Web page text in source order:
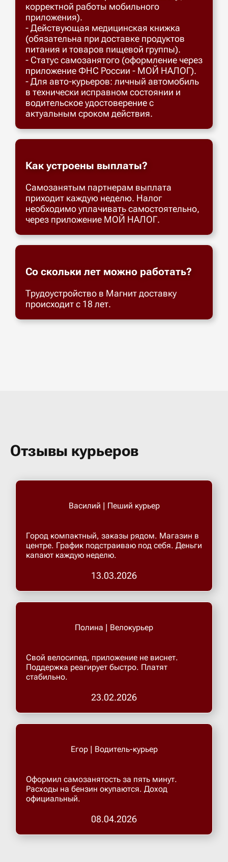
корректной работы мобильного
приложения).
- Действующая медицинская книжка
(обязательна при доставке продуктов
питания и товаров пищевой группы).
- Статус самозанятого (оформление через
приложение ФНС России - МОЙ НАЛОГ).
- Для авто-курьеров: личный автомобиль
в технически исправном состоянии и
водительское удостоверение с
актуальным сроком действия.
Как устроены выплаты?
Самозанятым партнерам выплата
приходит каждую неделю. Налог
необходимо уплачивать самостоятельно,
через приложение МОЙ НАЛОГ.
Со скольки лет можно работать?
Трудоустройство в Магнит доставку
происходит с 18 лет.
Отзывы курьеров
Василий | Пеший курьер
Город компактный, заказы рядом. Магазин в
центре. График подстраиваю под себя. Деньги
капают каждую неделю.
13.03.2026
Полина | Велокурьер
Свой велосипед, приложение не виснет.
Поддержка реагирует быстро. Платят
стабильно.
23.02.2026
Егор | Водитель-курьер
Оформил самозанятость за пять минут.
Расходы на бензин окупаются. Доход
официальный.
08.04.2026